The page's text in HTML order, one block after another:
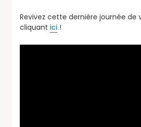
Revivez cette dernière journée de
cliquant ici !